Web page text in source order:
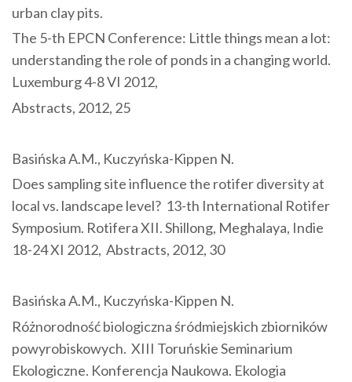
urban clay pits.
The 5-th EPCN Conference: Little things mean a lot:
understanding the role of ponds in a changing world.
Luxemburg 4-8 VI 2012,
Abstracts, 2012, 25
Basińska A.M., Kuczyńska-Kippen N.
Does sampling site influence the rotifer diversity at
local vs. landscape level? 13-th International Rotifer
Symposium. Rotifera XII. Shillong, Meghalaya, Indie
18-24 XI 2012, Abstracts, 2012, 30
Basińska A.M., Kuczyńska-Kippen N.
Różnorodność biologiczna śródmiejskich zbiorników
powyrobiskowych. XIII Toruńskie Seminarium
Ekologiczne. Konferencja Naukowa. Ekologia